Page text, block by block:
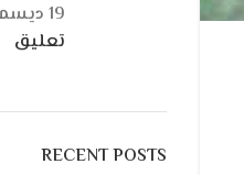
منشور بواسطة
19 ديسمبر، 2021
تعليق
RECENT POSTS